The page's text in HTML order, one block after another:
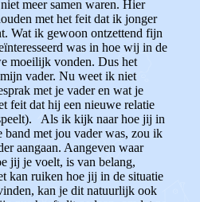
meer samen waren. Hier
met het feit dat ik jonger
Wat ik gewoon ontzettend fijn
was in hoe wij in de
moeilijk vonden. Dus het
vader. Nu weet ik niet
met je vader en wat je
feit dat hij een nieuwe relatie
Als ik kijk naar hoe jij in
band met jou vader was, zou ik
aangaan. Aangeven waar
jij je voelt, is van belang,
kan ruiken hoe jij in de situatie
kan je dit natuurlijk ook